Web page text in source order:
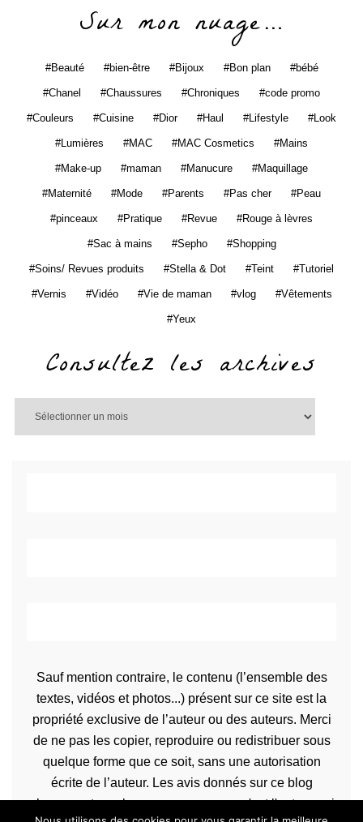
Sur mon nuage…
Beauté bien-être Bijoux Bon plan bébé
Chanel Chaussures Chroniques code promo
Couleurs Cuisine Dior Haul Lifestyle Look
Lumières MAC MAC Cosmetics Mains
Make-up maman Manucure Maquillage
Maternité Mode Parents Pas cher Peau
pinceaux Pratique Revue Rouge à lèvres
Sac à mains Sepho Shopping
Soins/ Revues produits Stella & Dot Teint Tutoriel
Vernis Vidéo Vie de maman vlog Vêtements
Yeux
Consultez les archives
Sauf mention contraire, le contenu (l’ensemble des
textes, vidéos et photos...) présent sur ce site est la
propriété exclusive de l’auteur ou des auteurs. Merci
de ne pas les copier, reproduire ou redistribuer sous
quelque forme que ce soit, sans une autorisation
écrite de l’auteur. Les avis donnés sur ce blog
n’engagent que la propre personne qu'est l'auteur qui